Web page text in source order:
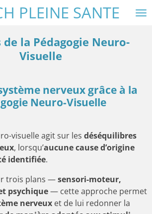
PLEINE SANTE
la Pédagogie Neuro-
Visuelle
nerveux grâce à la
Neuro-Visuelle
visuelle agit sur les déséquilibres
, lorsqu’aucune cause d’origine
identifiée.
trois plans —sensori-moteur,
psychique— cette approche permet
nerveux et de lui redonner la